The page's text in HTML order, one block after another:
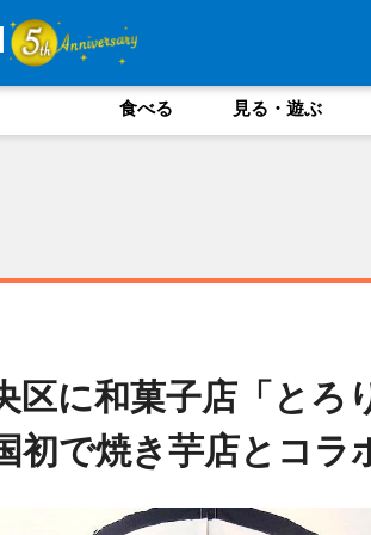
食べる 見る・遊ぶ
区に和菓子店「とろ
で焼き芋店とコラ